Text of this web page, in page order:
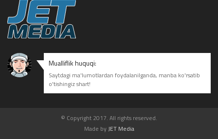
Mualliflik huquqi:
Saytdagi ma'lumotlardan foydalanilganda, manba ko'rsatib
o'tishingiz shart!
© Copyright 2017. All rights reserved.
Made by JET Media